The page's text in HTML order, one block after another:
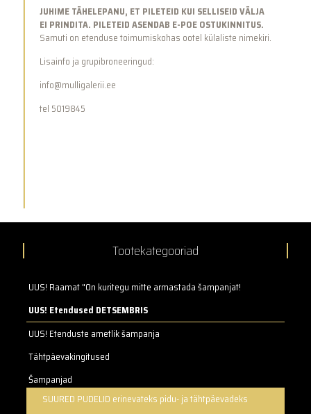
JUHIME TÄHELEPANU, ET PILETEID KUI SELLISEID VÄLJA
EI PRINDITA. PILETEID ASENDAB E-POE OSTUKINNITUS.
Samuti on etenduse toimumiskohas ootel külaliste nimekiri.
Lisainfo ja grupibroneeringud:
info@mulligalerii.ee
tel 5019845
Tootekategooriad
UUS! Raamat "On kuritegu mitte armastada šampanjat!
UUS! Etendused DETSEMBRIS
UUS! Etenduste ametlik šampanja
Tähtpäevakingitused
Šampanjad
SUURED PUDELID erinevateks pidu- ja tähtpäevadeks